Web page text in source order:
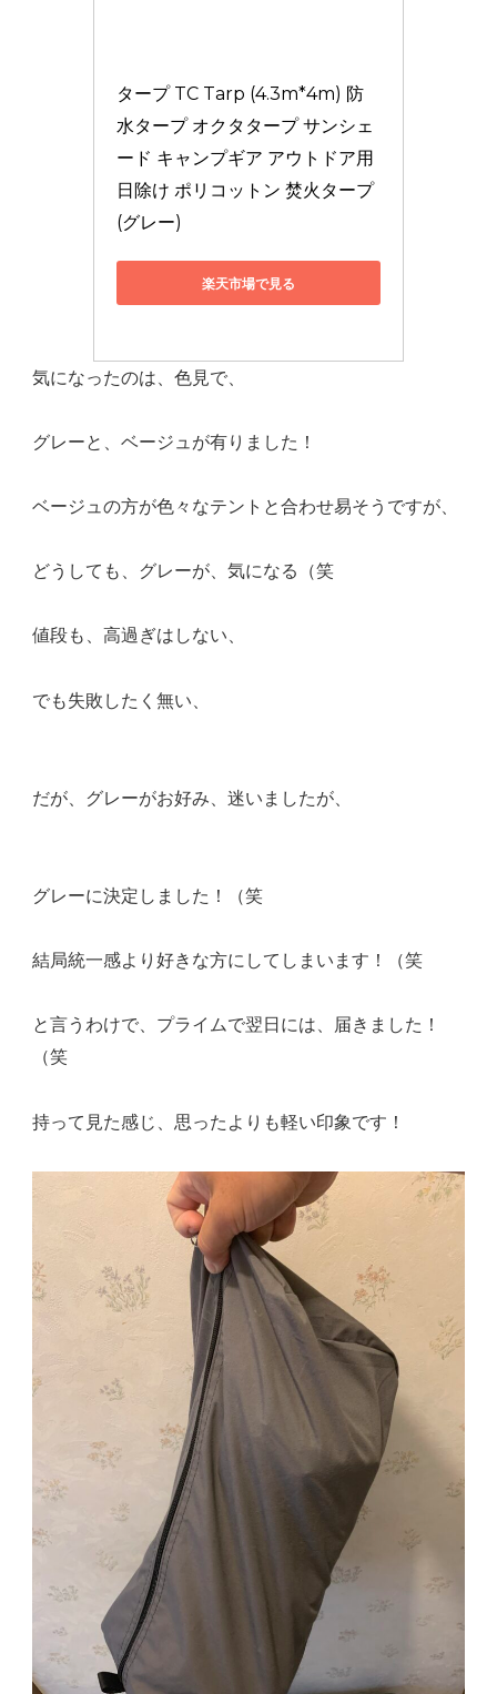
タープ TC Tarp (4.3m*4m) 防
水タープ オクタタープ サンシェ
ード キャンプギア アウトドア用
日除け ポリコットン 焚火タープ
(グレー)
楽天市場で見る
気になったのは、色見で、
グレーと、ベージュが有りました！
ベージュの方が色々なテントと合わせ易そうですが、
どうしても、グレーが、気になる（笑
値段も、高過ぎはしない、
でも失敗したく無い、
だが、グレーがお好み、迷いましたが、
グレーに決定しました！（笑
結局統一感より好きな方にしてしまいます！（笑
と言うわけで、プライムで翌日には、届きました！
（笑
持って見た感じ、思ったよりも軽い印象です！